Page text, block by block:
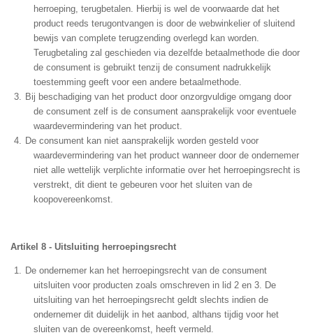
herroeping, terugbetalen. Hierbij is wel de voorwaarde dat het
product reeds terugontvangen is door de webwinkelier of sluitend
bewijs van complete terugzending overlegd kan worden.
Terugbetaling zal geschieden via dezelfde betaalmethode die door
de consument is gebruikt tenzij de consument nadrukkelijk
toestemming geeft voor een andere betaalmethode.
Bij beschadiging van het product door onzorgvuldige omgang door
de consument zelf is de consument aansprakelijk voor eventuele
waardevermindering van het product.
De consument kan niet aansprakelijk worden gesteld voor
waardevermindering van het product wanneer door de ondernemer
niet alle wettelijk verplichte informatie over het herroepingsrecht is
verstrekt, dit dient te gebeuren voor het sluiten van de
koopovereenkomst.
Artikel 8 - Uitsluiting herroepingsrecht
De ondernemer kan het herroepingsrecht van de consument
uitsluiten voor producten zoals omschreven in lid 2 en 3. De
uitsluiting van het herroepingsrecht geldt slechts indien de
ondernemer dit duidelijk in het aanbod, althans tijdig voor het
sluiten van de overeenkomst, heeft vermeld.